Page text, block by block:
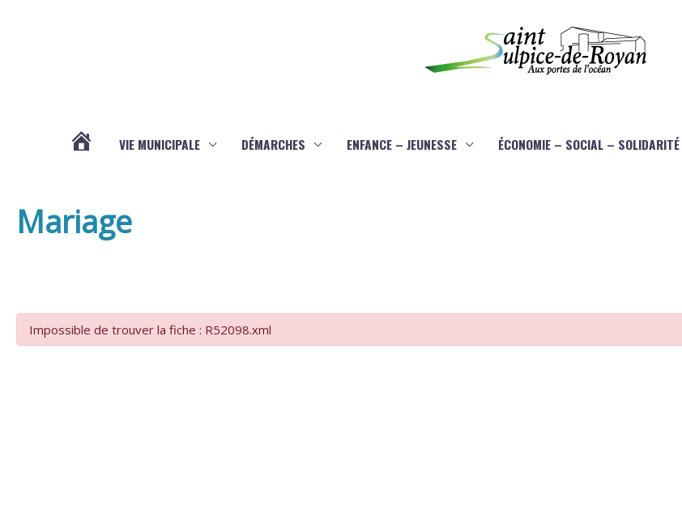
VIE MUNICIPALE DÉMARCHES ENFANCE – JEUNESSE ÉCONOMIE – SOCIAL – SOLIDARITÉ
Mariage
Impossible de trouver la fiche : R52098.xml